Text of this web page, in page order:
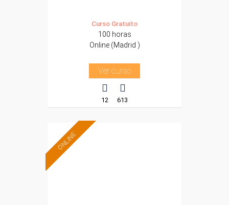
Curso Gratuito
100 horas
Online (Madrid )
Ver curso
12 613
ONLINE